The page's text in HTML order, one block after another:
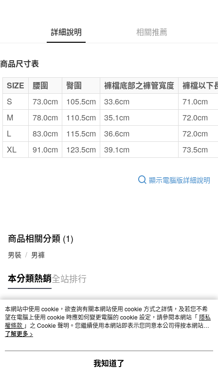
每筆NT$65，滿NT$1,000(含以上)免運費
付款後7-11取貨
宅配
每筆NT$150，滿NT$2,000(含以上)免運費
無印良品門市自取
免運費
詳細說明 相關推薦
商品尺寸表
SIZE
腰圍 臀圍 褲檔底部之褲管寬度
褲檔以下
S
73.0cm 105.5cm 33.6cm
71.0cm
M
78.0cm 110.5cm 35.1cm
72.0cm
L
83.0cm 115.5cm 36.6cm
72.0cm
XL
91.0cm 123.5cm 39.1cm 73.5cm
顯示電腦版詳細說明
商品相關分類 (1)
男裝 男褲
本分類熱銷全站排行
熱門標籤
本網站中使用 cookie，欲查詢有關本網站使用 cookie 方式之詳情，及若您不希
望在電腦上使用 cookie 時應如何變更電腦的 cookie 設定，請參閱本網站「 隱私
權條款 」之 Cookie 聲明。您繼續使用本網站即表示您同意本公司得按本網站使
用條款之 Cookie 聲明使用 cookie。
了解更多 >
我知道了